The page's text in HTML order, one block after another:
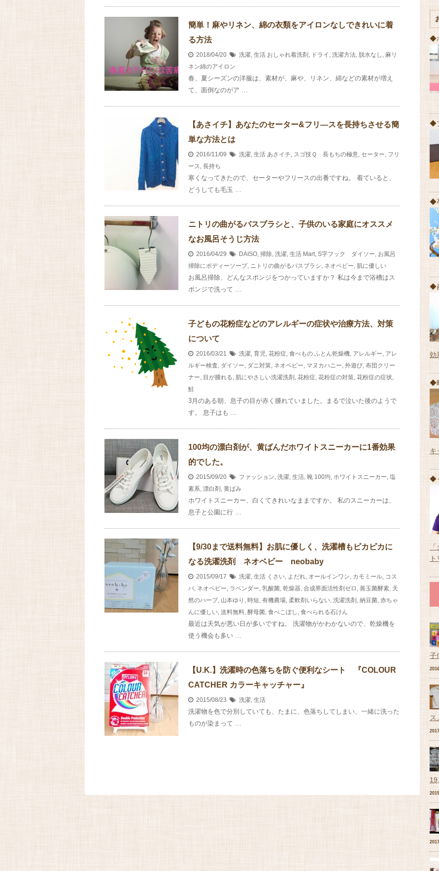
簡単！麻やリネン、綿の衣類をアイロンなしできれいに着
る方法
2018/04/20 洗濯, 生活 おしゃれ着洗剤 , ドライ , 洗濯方法, 脱水なし , 麻リ
ネン綿のアイロン
春、夏シーズンの洋服は、素材が、麻や、リネン、綿などの素材が増え
て、面倒なのがア …
【あさイチ】あなたのセーター&フリ―スを長持ちさせる簡
単な方法とは
2016/11/09 洗濯, 生活 あさイチ, スゴ技Ｑ 長もちの極意, セーター, フリ
ース, 長持ち
寒くなってきたので、セーターやフリースの出番ですね。 着ていると、
どうしても毛玉 …
ニトリの曲がるバスブラシと、子供のいる家庭にオススメ
なお風呂そうじ方法
2016/04/29 DAISO, 掃除, 洗濯, 生活 Mart, S字フック ダイソー, お風呂
掃除にボディーソープ, ニトリの曲がるバスブラシ, ネオベビー, 肌に優しい
お風呂掃除、どんなスポンジをつかっていますか？ 私は今まで浴槽はス
ポンジで洗って …
子どもの花粉症などのアレルギーの症状や治療方法、対策
について
2016/03/21 洗濯, 育児, 花粉症, 食べもの ふとん乾燥機, アレルギー, アレ
ルギー検査, ダイソー, ダニ対策, ネオベビー, マヌカハニー, 外遊び, 布団クリー
ナー, 目が腫れる, 肌にやさしい洗濯洗剤 , 花粉症, 花粉症の対策, 花粉症の症状,
鮭
3月のある朝、息子の目が赤く腫れていました。まるで泣いた後のようで
す。 息子はも …
100均の漂白剤が、黄ばんだホワイトスニーカーに1番効果
的でした。
2015/09/20 ファッション, 洗濯, 生活, 靴 100均, ホワイトスニーカー, 塩
素系, 漂白剤 , 黄ばみ
ホワイトスニーカー、白くてきれいなままですか。 私のスニーカーは、
息子と公園に行 …
【9/30まで送料無料】お肌に優しく、洗濯槽もピカピカに
なる洗濯洗剤 ネオベビー neobaby
2015/09/17 洗濯, 生活 くさい, よだれ, オールインワン, カモミール, コス
パ, ネオベビー, ラベンダー, 乳酸菌, 乾燥器, 合成界面活性剤ゼロ , 善玉菌酵素, 天
然のハーブ, 山本ゆり , 時短, 有機農場, 柔軟剤いらない, 洗濯洗剤 , 納豆菌, 赤ちゃ
んに優しい, 送料無料, 酵母菌, 食べこぼし , 食べられる石けん
最近は天気が悪い日が多いですね。 洗濯物がかわかないので、乾燥機を
使う機会も多い …
【U.K.】洗濯時の色落ちを防ぐ便利なシート 『COLOUR
CATCHER カラーキャッチャー』
2015/08/23 洗濯, 生活
洗濯物を色で分別していても、たまに、色落ちしてしまい、一緒に洗った
ものが染まって …
◆
◆
◆
◆
効
◆
キ
◆
子
ス